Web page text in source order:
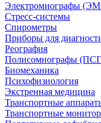
Электромиографы
Стресс-системы
Спирометры
Приборы для
Реография
Полисомнографы
Биомеханика
Психофизиология
Экстренная медицина
Транспортные
Транспортные